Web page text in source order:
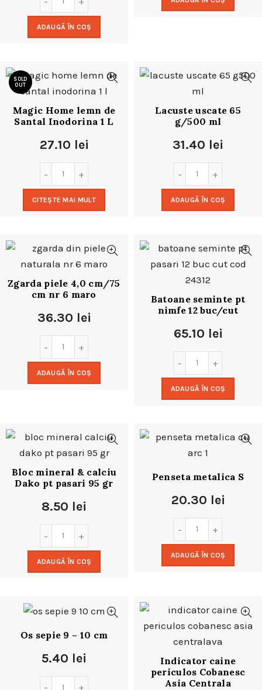
ADAUGĂ ÎN COȘ
SOLD
OUT
Magic Home lemn de
Santal Inodorina 1 L
27.10 lei
CITEȘTE MAI MULT
Lacuste uscate 65
g/500 ml
31.40 lei
ADAUGĂ ÎN COȘ
Zgarda piele 4,0 cm/75
cm nr 6 maro
36.30 lei
ADAUGĂ ÎN COȘ
Batoane seminte pt
nimfe 12 buc/cut
65.10 lei
ADAUGĂ ÎN COȘ
Bloc mineral & calciu
Dako pt pasari 95 gr
8.50 lei
ADAUGĂ ÎN COȘ
Penseta metalica S
20.30 lei
ADAUGĂ ÎN COȘ
Os sepie 9 – 10 cm
5.40 lei
Indicator caine
periculos Cobanesc
Asia Centrala